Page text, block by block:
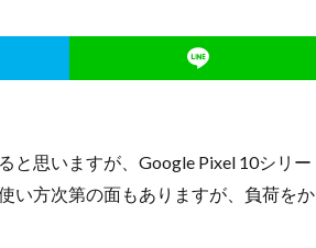
と思いますが、Google Pixel 10シリー
い方次第の面もありますが、負荷をか